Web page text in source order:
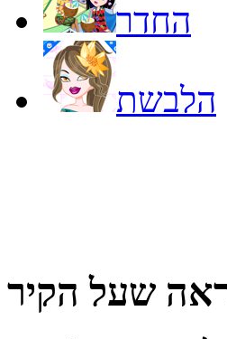
החדר
הלבשת
שעל הקיר